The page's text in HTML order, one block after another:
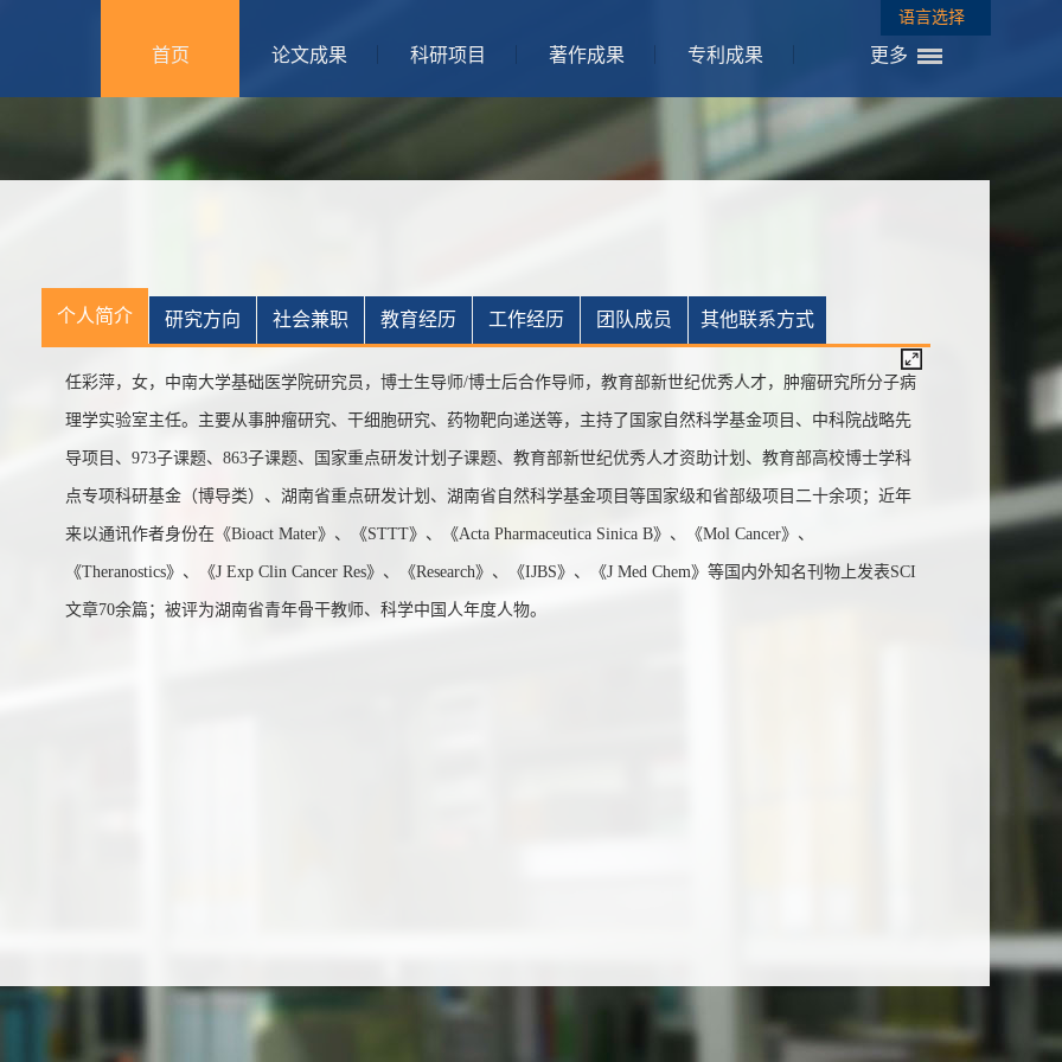
语言选择
首页 论文成果 科研项目 著作成果 专利成果 更多
个人简介 研究方向 社会兼职 教育经历 工作经历 团队成员 其他联系方式
任彩萍，女，中南大学基础医学院研究员，博士生导师/博士后合作导师，教育部新世纪优秀人才，肿瘤研究所分子病
理学实验室主任。主要从事肿瘤研究、干细胞研究、药物靶向递送等，主持了国家自然科学基金项目、 中科院战略先
导项目、 973子课题、863子课题、国家重点研发计划子课题、教育部新世纪优秀人才资助计划、教育部高校博士学科
点专项科研基金（博导类）、湖南省重点研发计划、湖南省自然科学基金项目等国家级和省部级项目二十余项；近年
来以通讯作者身份在《Bioact Mater》、《STTT》、《Acta Pharmaceutica Sinica B》、《Mol Cancer》、
《Theranostics》、《J Exp Clin Cancer Res》、《Research》、《IJBS》、《J Med Chem》等国内外知名刊物上发表SCI
文章70余篇；被评为湖南省青年骨干教师、科学中国人年度人物。